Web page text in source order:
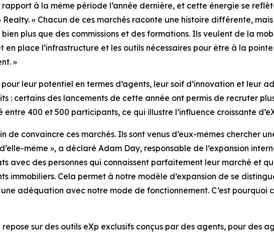
à la même période l’année dernière, et cette énergie se
« Chacun de ces marchés raconte une histoire différente,
plus que des commissions et des formations. Ils veulent de la
en place l’infrastructure et les outils nécessaires pour être à la
»
pour leur potentiel en termes d’agents, leur soif d’innovation et
: certains des lancements de cette année ont permis de recruter
400 et 500 participants, ce qui illustre l’influence croissante
de convaincre ces marchés. Ils sont venus d’eux-mêmes chercher
même », a déclaré Adam Day, responsable de l’expansion
avec des personnes qui connaissent parfaitement leur marché et
immobiliers. Cela permet à notre modèle d’expansion de se
adéquation avec notre mode de fonctionnement. C’est pourquoi
sur des outils eXp exclusifs conçus par des agents, pour des